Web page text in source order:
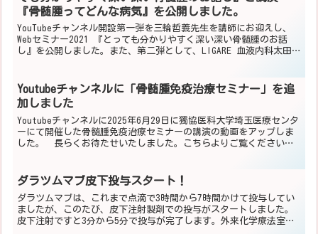
『骨髄腫ってどんな病気』を公開しました。
YouTubeチャンネル開設第一弾を三輪哲義先生を講師にお迎えし、
Webセミナー2021 『とっても分かりやすく深い深い骨髄腫のお話
し』を公開しました。また、第二弾として、LIGARE 血液内科太田
Youtubeチャンネルに「骨髄腫免疫治療セミナー」を追
加しました
Youtubeチャンネルに2025年6月29日に獨協医科大学埼玉医療センタ
ーにて開催した骨髄腫免疫治療セミナーの講演の動画をアップしま
した。 長らくお待たせいたしました。こちらよりご覧ください■
ダラツムマブ皮下投与スタート！
ダラツムマブは、これまで点滴で3時間から7時間かけて投与してい
ましたが、このたび、皮下注射製剤での投与がスタートしました。
皮下注射ですと3分から5分で投与が完了します。外来化学療法室で